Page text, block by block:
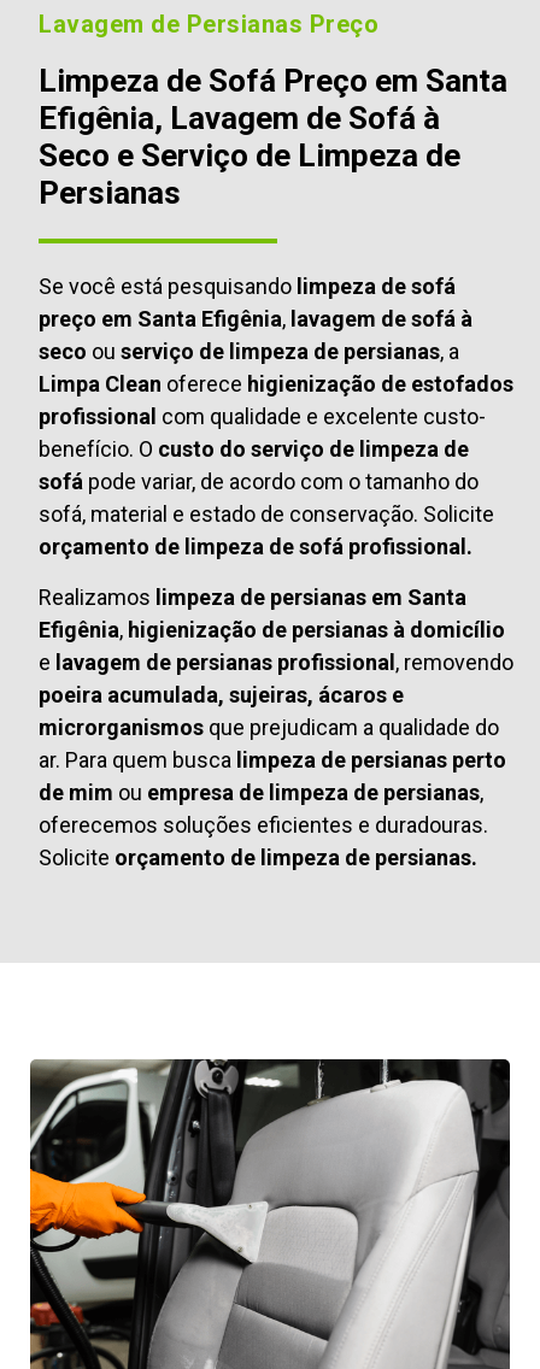
Lavagem de Persianas Preço
Limpeza de Sofá Preço em Santa
Efigênia, Lavagem de Sofá à
Seco e Serviço de Limpeza de
Persianas
Se você está pesquisando limpeza de sofá
preço em Santa Efigênia, lavagem de sofá à
seco ou serviço de limpeza de persianas, a
Limpa Clean oferece higienização de estofados
profissional com qualidade e excelente custo-
benefício. O custo do serviço de limpeza de
sofá pode variar, de acordo com o tamanho do
sofá, material e estado de conservação. Solicite
orçamento de limpeza de sofá profissional.
Realizamos limpeza de persianas em Santa
Efigênia, higienização de persianas à domicílio
e lavagem de persianas profissional, removendo
poeira acumulada, sujeiras, ácaros e
microrganismos que prejudicam a qualidade do
ar. Para quem busca limpeza de persianas perto
de mim ou empresa de limpeza de persianas,
oferecemos soluções eficientes e duradouras.
Solicite orçamento de limpeza de persianas.